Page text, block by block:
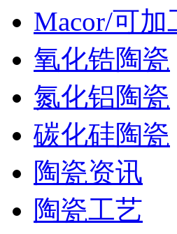
Macor/可加
氧化锆陶瓷
氮化铝陶瓷
碳化硅陶瓷
陶瓷资讯
陶瓷工艺